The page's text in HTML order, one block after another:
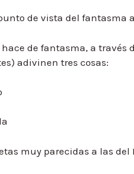
de vista del fantasma
de fantasma, a
adivinen tres cosas:
muy parecidas a las del